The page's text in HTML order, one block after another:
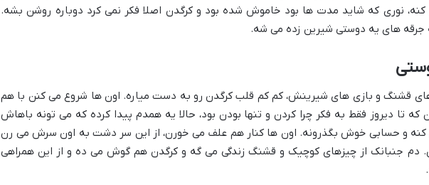
نوری که شاید مدت ها بود خاموش شده بود و کرگدن اصلا فکر نمی کرد دوباره روشن بشه.
های یه دوستی شیرین زده می شه.
قشنگ و بازی های شیرینش، کم کم قلب کرگدن رو به دست میاره. اون ها شروع می کنن با هم
تا دیروز فقط به فکر چرا کردن و تنها بودن بود، حالا یه همدم پیدا کرده که می تونه باهاش
کنه و حسابی خوش بگذرونه. اون ها کنار هم علف می خورن، از این سر دشت به اون سرش می رن
دم جنبانک از چیزهای کوچیک و قشنگ زندگی می گه و کرگدن هم گوش می ده و از این همراهی